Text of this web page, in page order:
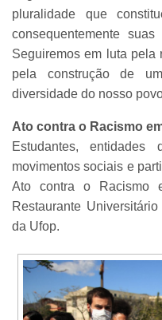
pluralidade que
consequentemente
Seguiremos em luta pela
pela construção de
diversidade do nosso
Ato contra o Racismo
Estudantes, entidades
movimentos sociais e
Ato contra o Racismo
Restaurante
da Ufop.